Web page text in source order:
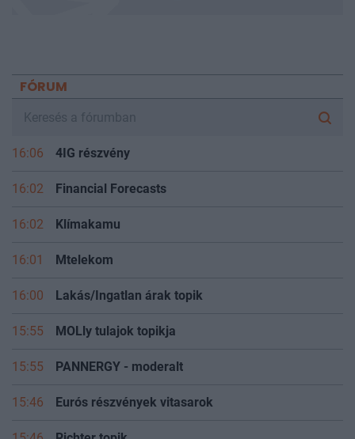
FÓRUM
16:06 4IG részvény
16:02 Financial Forecasts
16:02 Klímakamu
16:01 Mtelekom
16:00 Lakás/Ingatlan árak topik
15:55 MOLly tulajok topikja
15:55 PANNERGY - moderalt
15:46 Eurós részvények vitasarok